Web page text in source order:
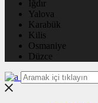
Iğdır
Yalova
Karabük
Kilis
Osmaniye
Düzce